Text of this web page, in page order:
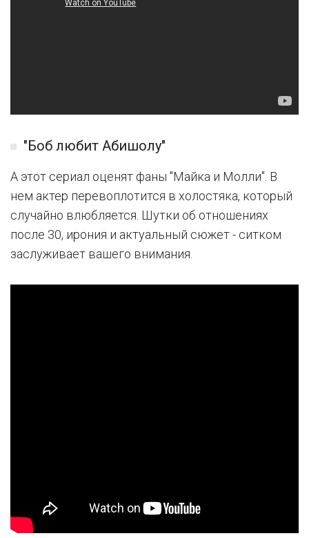
"Боб любит Абишолу"
А этот сериал оценят фаны "Майка и Молли". В
нем актер перевоплотится в холостяка, который
случайно влюбляется. Шутки об отношениях
после 30, ирония и актуальный сюжет - ситком
заслуживает вашего внимания.